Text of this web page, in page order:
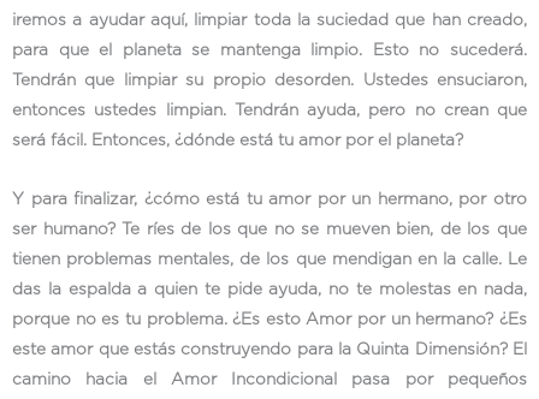
iremos a ayudar aquí, limpiar toda la suciedad que han creado,
para que el planeta se mantenga limpio. Esto no sucederá.
Tendrán que limpiar su propio desorden. Ustedes ensuciaron,
entonces ustedes limpian. Tendrán ayuda, pero no crean que
será fácil. Entonces, ¿dónde está tu amor por el planeta?
Y para finalizar, ¿cómo está tu amor por un hermano, por otro
ser humano? Te ríes de los que no se mueven bien, de los que
tienen problemas mentales, de los que mendigan en la calle. Le
das la espalda a quien te pide ayuda, no te molestas en nada,
porque no es tu problema. ¿Es esto Amor por un hermano? ¿Es
este amor que estás construyendo para la Quinta Dimensión? El
camino hacia el Amor Incondicional pasa por pequeños